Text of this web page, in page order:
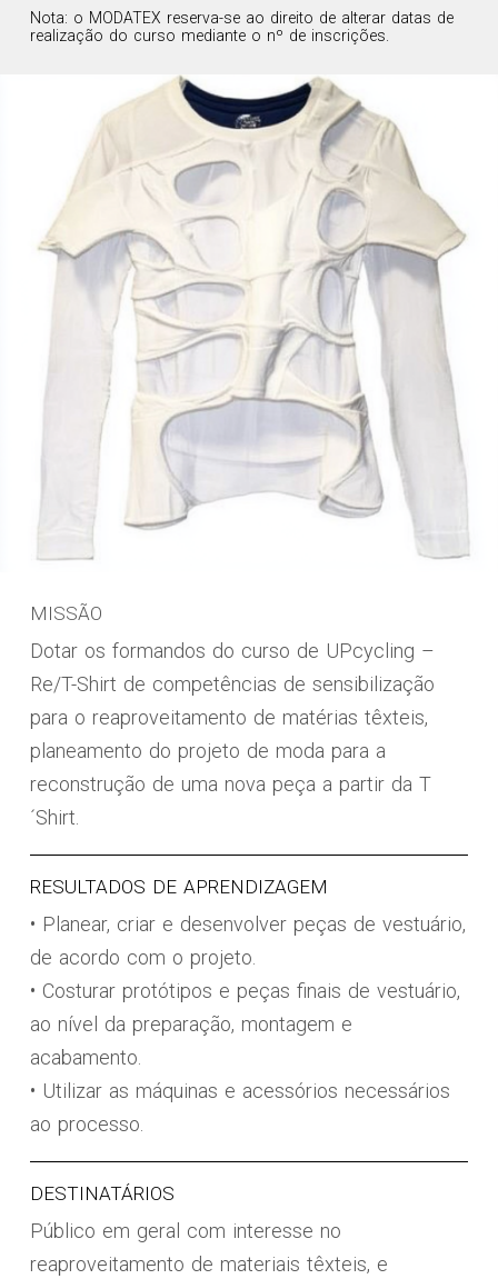
Nota: o MODATEX reserva-se ao direito de alterar datas de
realização do curso mediante o nº de inscrições.
MISSÃO
Dotar os formandos do curso de UPcycling –
Re/T-Shirt de competências de sensibilização
para o reaproveitamento de matérias têxteis,
planeamento do projeto de moda para a
reconstrução de uma nova peça a partir da T
´Shirt.
RESULTADOS DE APRENDIZAGEM
• Planear, criar e desenvolver peças de vestuário,
de acordo com o projeto.
• Costurar protótipos e peças finais de vestuário,
ao nível da preparação, montagem e
acabamento.
• Utilizar as máquinas e acessórios necessários
ao processo.
DESTINATÁRIOS
Público em geral com interesse no
reaproveitamento de materiais têxteis, e